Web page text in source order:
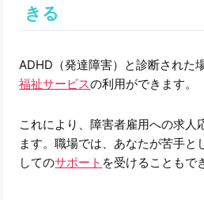
きる
ADHD（発達障害）と診断された
福祉サービスの利用ができます。
これにより、障害者雇用への求人
ます。職場では、あなたが苦手と
してのサポート を受けることもで